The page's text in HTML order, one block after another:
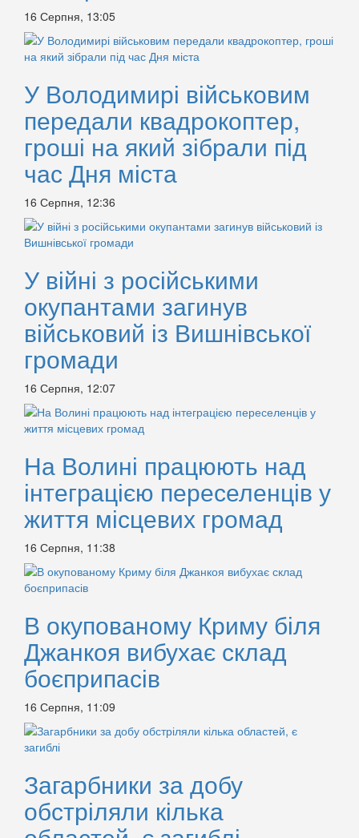
16 Серпня, 13:05
У Володимирі військовим
передали квадрокоптер,
гроші на який зібрали під
час Дня міста
16 Серпня, 12:36
У війні з російськими
окупантами загинув
військовий із Вишнівської
громади
16 Серпня, 12:07
На Волині працюють над
інтеграцією переселенців у
життя місцевих громад
16 Серпня, 11:38
В окупованому Криму біля
Джанкоя вибухає склад
боєприпасів
16 Серпня, 11:09
Загарбники за добу
обстріляли кілька